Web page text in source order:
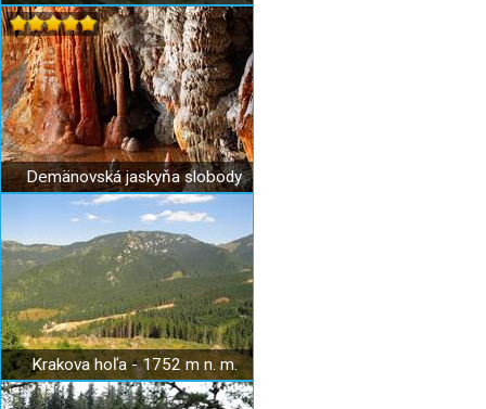
Demänovská jaskyňa slobody
Krakova hoľa - 1752 m n. m.